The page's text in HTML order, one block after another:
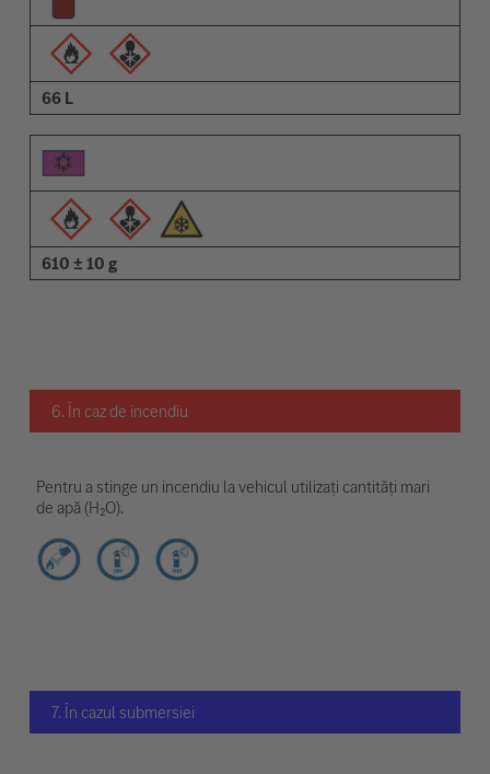
66 L
610 ± 10 g
6. În caz de incendiu
Pentru a stinge un incendiu la vehicul utilizați cantități mari
de apă (H₂O).
7. În cazul submersiei